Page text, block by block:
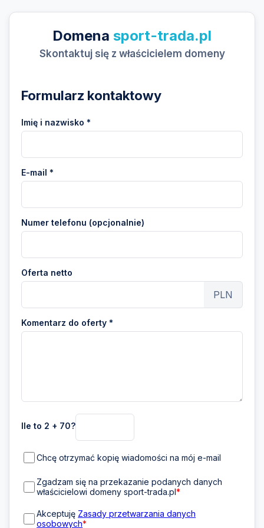
Domena sport-trada.pl
Skontaktuj się z właścicielem domeny
Formularz kontaktowy
Imię i nazwisko *
E-mail *
Numer telefonu (opcjonalnie)
Oferta netto
PLN
Komentarz do oferty *
Ile to 2 + 70?
Chcę otrzymać kopię wiadomości na mój e-mail
Zgadzam się na przekazanie podanych danych
właścicielowi domeny sport-trada.pl*
Akceptuję Zasady przetwarzania danych
osobowych*